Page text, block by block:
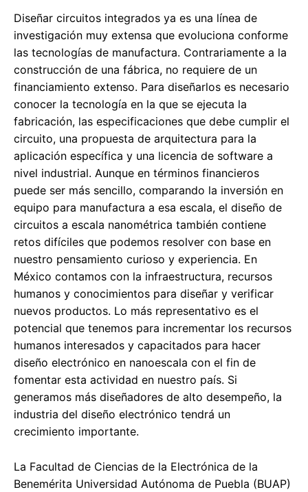
Diseñar circuitos integrados ya es una línea de
investigación muy extensa que evoluciona conforme
las tecnologías de manufactura. Contrariamente a la
construcción de una fábrica, no requiere de un
financiamiento extenso. Para diseñarlos es necesario
conocer la tecnología en la que se ejecuta la
fabricación, las especificaciones que debe cumplir el
circuito, una propuesta de arquitectura para la
aplicación específica y una licencia de software a
nivel industrial. Aunque en términos financieros
puede ser más sencillo, comparando la inversión en
equipo para manufactura a esa escala, el diseño de
circuitos a escala nanométrica también contiene
retos difíciles que podemos resolver con base en
nuestro pensamiento curioso y experiencia. En
México contamos con la infraestructura, recursos
humanos y conocimientos para diseñar y verificar
nuevos productos. Lo más representativo es el
potencial que tenemos para incrementar los recursos
humanos interesados y capacitados para hacer
diseño electrónico en nanoescala con el fin de
fomentar esta actividad en nuestro país. Si
generamos más diseñadores de alto desempeño, la
industria del diseño electrónico tendrá un
crecimiento importante.
La Facultad de Ciencias de la Electrónica de la
Benemérita Universidad Autónoma de Puebla (BUAP)